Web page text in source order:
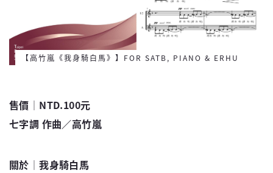
【高竹嵐《我身騎白馬》】FOR SATB, PIANO & ERHU
售價│NTD.100元
七字調 作曲／高竹嵐
關於│我身騎白馬